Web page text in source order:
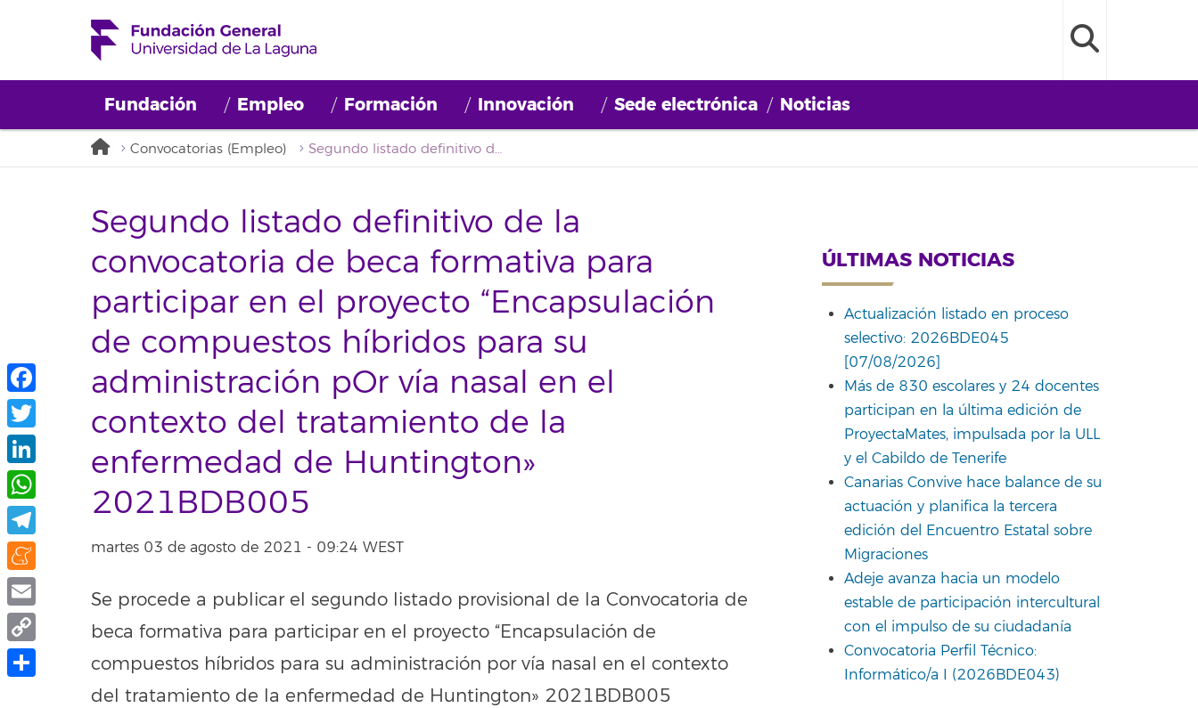
Fundación Empleo Formación Innovación Sede electrónica Noticias
Convocatorias (Empleo) Segundo listado definitivo de la convocatoria de beca formativa para participar en el proyecto “Encapsulación de compuestos híbridos para su administración pOr vía nasal en el contexto del tratamiento de la enfermedad de Huntington» 2021BDB005
Segundo listado definitivo de la
convocatoria de beca formativa para
participar en el proyecto “Encapsulación
de compuestos híbridos para su
administración pOr vía nasal en el
contexto del tratamiento de la
enfermedad de Huntington»
2021BDB005
martes 03 de agosto de 2021 - 09:24 WEST
Se procede a publicar el segundo listado provisional de la Convocatoria de
beca formativa para participar en el proyecto “Encapsulación de
compuestos híbridos para su administración por vía nasal en el contexto
del tratamiento de la enfermedad de Huntington» 2021BDB005
ÚLTIMAS NOTICIAS
Actualización listado en proceso
selectivo: 2026BDE045
[07/08/2026]
Más de 830 escolares y 24 docentes
participan en la última edición de
ProyectaMates, impulsada por la ULL
y el Cabildo de Tenerife
Canarias Convive hace balance de su
actuación y planifica la tercera
edición del Encuentro Estatal sobre
Migraciones
Adeje avanza hacia un modelo
estable de participación intercultural
con el impulso de su ciudadanía
Convocatoria Perfil Técnico:
Informático/a I (2026BDE043)
Facebook
Twitter
LinkedIn
WhatsApp
Telegram
Meneame
Email
Copy